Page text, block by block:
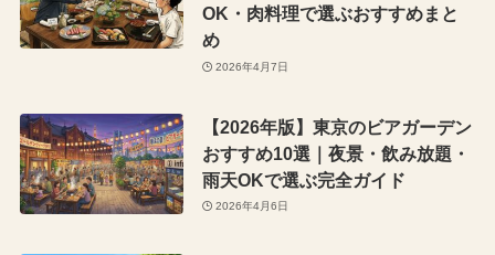
OK・肉料理で選ぶおすすめまと
め
2026年4月7日
【2026年版】東京のビアガーデン
おすすめ10選｜夜景・飲み放題・
雨天OKで選ぶ完全ガイド
2026年4月6日